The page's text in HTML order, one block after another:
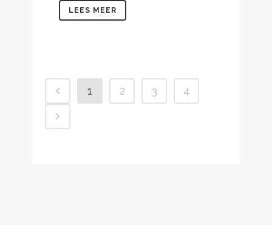
LEES MEER
1 2 3 4